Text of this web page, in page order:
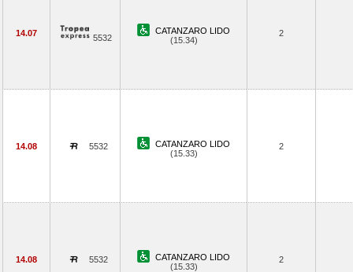
14.07 5532
CATANZARO LIDO
(15.34)
2
14.08 5532
CATANZARO LIDO
(15.33)
2
14.08 5532
CATANZARO LIDO
(15.33)
2